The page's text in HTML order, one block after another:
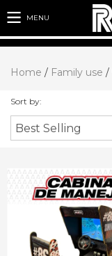
MENU
Home / Family use /
Sort by: